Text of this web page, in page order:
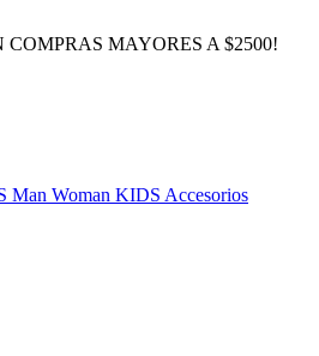
COMPRAS MAYORES A $2500!
Man Woman KIDS Accesorios